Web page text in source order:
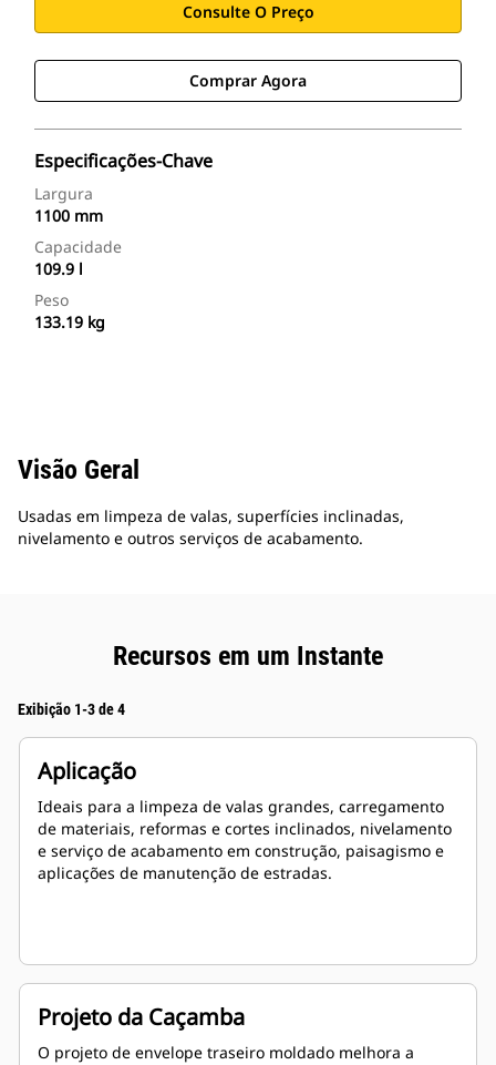
Consulte O Preço
Comprar Agora
Especificações-Chave
Largura
1100 mm
Capacidade
109.9 l
Peso
133.19 kg
Visão Geral
Usadas em limpeza de valas, superfícies inclinadas,
nivelamento e outros serviços de acabamento.
Recursos em um Instante
Exibição 1-3 de 4
Aplicação
Ideais para a limpeza de valas grandes, carregamento
de materiais, reformas e cortes inclinados, nivelamento
e serviço de acabamento em construção, paisagismo e
aplicações de manutenção de estradas.
Projeto da Caçamba
O projeto de envelope traseiro moldado melhora a